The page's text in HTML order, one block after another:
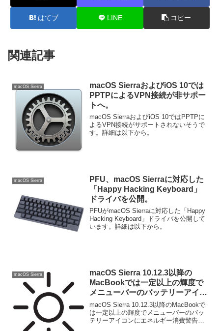
はてブ LINE コピー
関連記事
macOS Sierra
macOS SierraおよびiOS 10では
PPTPによるVPN接続が非サポー
トへ。
macOS SierraおよびiOS 10ではPPTPに
よるVPN接続がサポートされないそうで
す。詳細は以下から。
macOS Sierra
PFU、macOS Sierraに対応した
「Happy Hacking Keyboard」
ドライバを公開。
PFUがmacOS Sierraに対応した「Happy
Hacking Keyboard」ドライバを公開して
います。詳細は以下から。
macOS Sierra
macOS Sierra 10.12.3以降の
MacBookでは一定以上の輝度で
メニューバーのバッテリーアイコ
ンにエネルギー消費警告を表示。
macOS Sierra 10.12.3以降のMacBookで
は一定以上の輝度でメニューバーのバッ
テリーアイコンにエネルギー消費警告を